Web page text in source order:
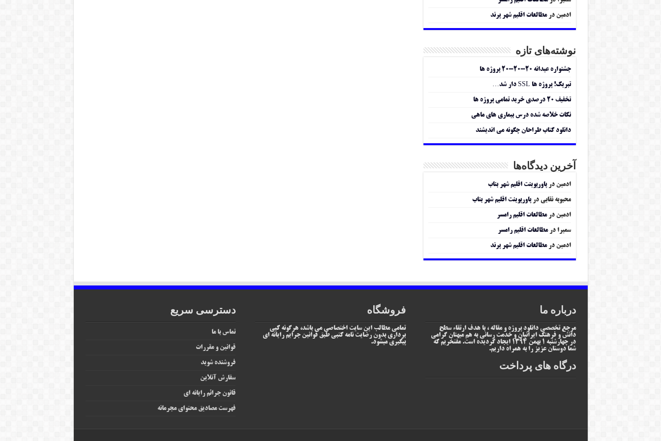
ادمین درمطالعات اقلیم شهر پرند
نوشته‌های تازه
جشنواره عیدانه ۲۰-۲۰-۲۰ پروژه ها
تبریک! پروژه ها SSL دار شد…
تخفیف ۲۰ درصدی خرید تمامی پروژه ها
نکات خلاصه شده درس بیماری های ماهی
دانلود کتاب طراحان چگونه می اندیشند
آخرین دیدگاه‌ها
ادمین درپاورپوینت اقلیم شهر بناب
محبوبه نقابی درپاورپوینت اقلیم شهر بناب
ادمین درمطالعات اقلیم رامسر
سمیرا درمطالعات اقلیم رامسر
ادمین درمطالعات اقلیم شهر پرند
درباره ما
مرجع تخصصی دانلود پروژه و مقاله ، با هدف ارتقاء سطح
دانش و فرهنگ ایرانیان و خدمت رسانی به هم میهنان گرامی
در چهارشنبه 1 بهمن 1394 ایجاد گردیده است. مفتخریم که
شما دوستان عزیز را به همراه داریم.
درگاه های پرداخت
فروشگاه
تمامی مطالب این سایت اختصاصی می باشد، هرگونه کپی
برداری بدون رضایت نامه کتبی طبق قوانین جرایم رایانه ای
پیگیری میشود.
دسترسی سریع
تماس با ما
قوانین و مقررات
فروشنده شوید
سفارش آنلاین
قانون جرائم رایانه‌ ای
فهرست مصادیق محتوای مجرمانه